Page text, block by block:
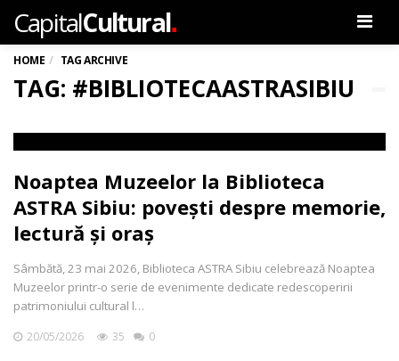
CapitalCultural.
HOME TAG ARCHIVE
TAG: #BIBLIOTECAASTRASIBIU
Noaptea Muzeelor la Biblioteca
ASTRA Sibiu: povești despre memorie,
lectură și oraș
Sâmbătă, 23 mai 2026, Biblioteca ASTRA Sibiu celebrează Noaptea
Muzeelor printr-o serie de evenimente dedicate redescoperirii
patrimoniului cultural l…
20/05/2026 35 0